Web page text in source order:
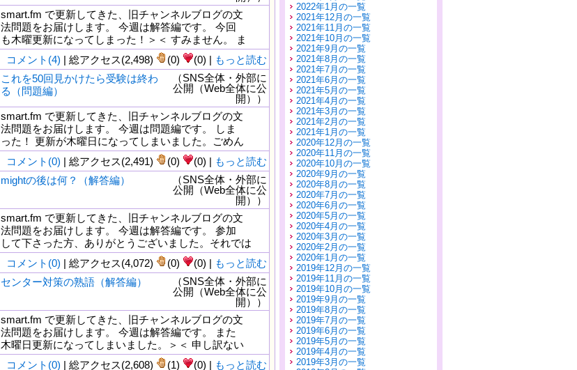
smart.fm で更新してきた、旧チャンネルブログの文
法問題をお届けします。 今週は解答編です。 今回
も木曜更新になってしまった！＞＜ すみません。 ま
コメント(4) | 総アクセス(2,498) (0) (0) | もっと読む
これを50回見かけたら受験は終わ
る（問題編）
（SNS全体・外部に
公開（Web全体に公
開））
smart.fm で更新してきた、旧チャンネルブログの文
法問題をお届けします。 今週は問題編です。 しま
った！ 更新が木曜日になってしまいました。ごめん
コメント(0) | 総アクセス(2,491) (0) (0) | もっと読む
mightの後は何？（解答編）
（SNS全体・外部に
公開（Web全体に公
開））
smart.fm で更新してきた、旧チャンネルブログの文
法問題をお届けします。 今週は解答編です。 参加
して下さった方、ありがとうございました。それでは
コメント(0) | 総アクセス(4,072) (0) (0) | もっと読む
センター対策の熟語（解答編）
（SNS全体・外部に
公開（Web全体に公
開））
smart.fm で更新してきた、旧チャンネルブログの文
法問題をお届けします。 今週は解答編です。 また
木曜日更新になってしまいました。＞＜ 申し訳ない
コメント(0) | 総アクセス(2,608) (1) (0) | もっと読む
2022年1月の一覧
2021年12月の一覧
2021年11月の一覧
2021年10月の一覧
2021年9月の一覧
2021年8月の一覧
2021年7月の一覧
2021年6月の一覧
2021年5月の一覧
2021年4月の一覧
2021年3月の一覧
2021年2月の一覧
2021年1月の一覧
2020年12月の一覧
2020年11月の一覧
2020年10月の一覧
2020年9月の一覧
2020年8月の一覧
2020年7月の一覧
2020年6月の一覧
2020年5月の一覧
2020年4月の一覧
2020年3月の一覧
2020年2月の一覧
2020年1月の一覧
2019年12月の一覧
2019年11月の一覧
2019年10月の一覧
2019年9月の一覧
2019年8月の一覧
2019年7月の一覧
2019年6月の一覧
2019年5月の一覧
2019年4月の一覧
2019年3月の一覧